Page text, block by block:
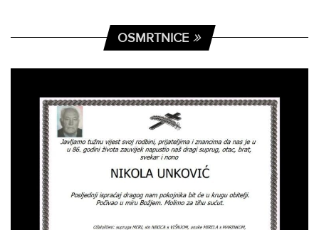
OSMRTNICE